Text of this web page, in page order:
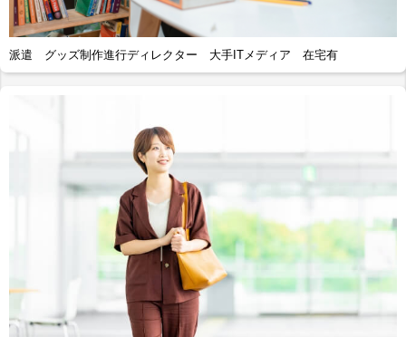
派遣 グッズ制作進行ディレクター 大手ITメディア 在宅有